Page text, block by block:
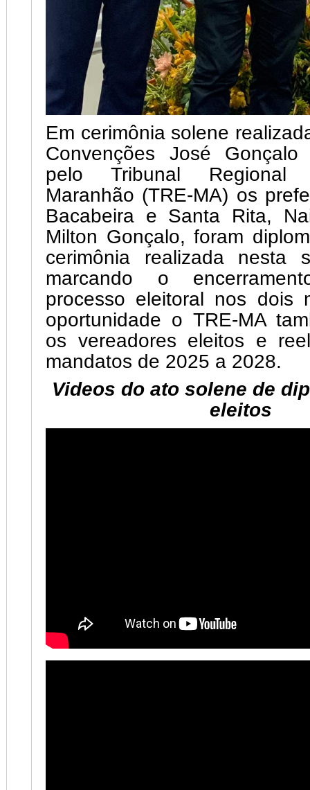
Em cerimônia solene
Convenções José
pelo Tribunal Regional
Maranhão (TRE-MA) os
Bacabeira e Santa Rita,
Milton Gonçalo, foram
cerimônia realizada nesta
marcando o
processo eleitoral nos dois
oportunidade o TRE-MA
os vereadores eleitos e
mandatos de 2025 a 2028.
Videos do ato solene de
eleitos